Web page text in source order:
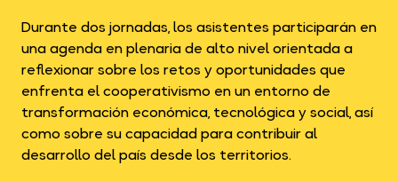
Durante dos jornadas, los asistentes participarán en
una agenda en plenaria de alto nivel orientada a
reflexionar sobre los retos y oportunidades que
enfrenta el cooperativismo en un entorno de
transformación económica, tecnológica y social, así
como sobre su capacidad para contribuir al
desarrollo del país desde los territorios.